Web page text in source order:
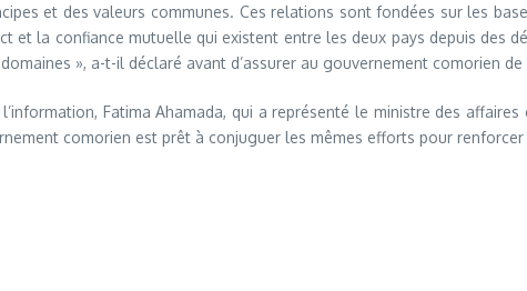
et des valeurs communes. Ces relations sont fondées sur les
et la confiance mutuelle qui existent entre les deux pays depuis des
», a-t-il déclaré avant d’assurer au gouvernement
Fatima Ahamada, qui a représenté le ministre des
comorien est prêt à conjuguer les mêmes efforts pour